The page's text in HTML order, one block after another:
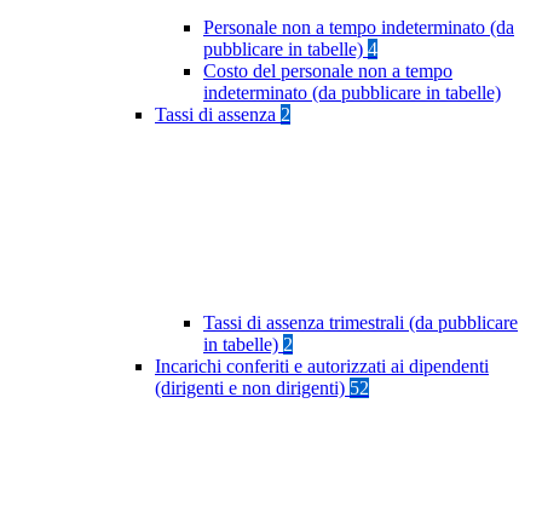
Personale non a tempo indeterminato (da
pubblicare in tabelle) 4
Costo del personale non a tempo
indeterminato (da pubblicare in tabelle)
Tassi di assenza 2
Tassi di assenza trimestrali (da pubblicare
in tabelle) 2
Incarichi conferiti e autorizzati ai dipendenti
(dirigenti e non dirigenti) 52